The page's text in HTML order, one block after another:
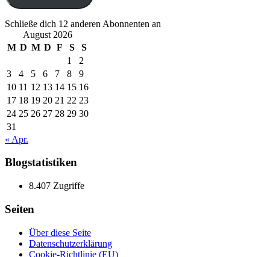
Schließe dich 12 anderen Abonnenten an
August 2026
M D M D F S
S
1
2
3
4 5 6 7 8
9
10 11 12 13 14 15 16
17 18 19 20 21 22 23
24 25 26 27 28 29 30
31
« Apr.
Blogstatistiken
8.407 Zugriffe
Seiten
Über diese Seite
Datenschutzerklärung
Cookie-Richtlinie (EU)